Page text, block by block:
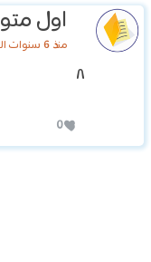
اول
منذ 6 سنوات الساعة 03:04
٨
0